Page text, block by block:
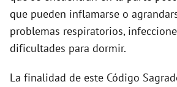
o
que pueden inflamarse o
problemas respiratorios,
dificultades para dormir.
La finalidad de este Código